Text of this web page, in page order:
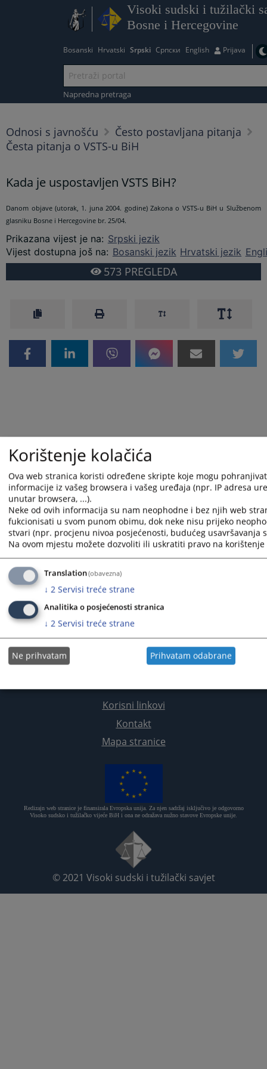
Visoki sudski i tužilački
Bosne i Hercegovine
Bosanski Hrvatski Srpski Српски English Prijava
Napredna pretraga
Odnosi s javnošću
Često postavljana pitanja
Česta pitanja o VSTS-u BiH
Kada je uspostavljen VSTS BiH?
Danom objave (utorak, 1. juna 2004. godine) Zakona o VSTS-u BiH u Službenom
glasniku Bosne i Hercegovine br. 25/04.
Prikazana vijest je na: Srpski jezik
Vijest dostupna još na: Bosanski jezik Hrvatski jezik
573 PREGLEDA
Korisni linkovi
Kontakt
Mapa stranice
Redizajn web stranice je finansirala Evropska unija. Za njen sadržaj isključivo je odgovorno
Visoko sudsko i tužilačko vijeće BiH i ona ne odražava nužno stavove Evropske unije.
© 2021 Visoki sudski i tužilački savjet
Korištenje kolačića
Ova web stranica koristi određene skripte koje mogu
informacije iz vašeg browsera i vašeg uređaja (npr. IP adresa
unutar browsera, ...).
Neke od ovih informacija su nam neophodne i bez njih web
fukcionisati u svom punom obimu, dok neke nisu prijeko
stvari (npr. procjenu nivoa posjećenosti, budućeg usavršavanja
Na ovom mjestu možete dozvoliti ili uskratiti pravo na
Translation(obavezna)
↓ 2 Servisi treće strane
Analitika o posjećenosti stranica
↓ 2 Servisi treće strane
Ne prihvatam Prihvatam odabrane